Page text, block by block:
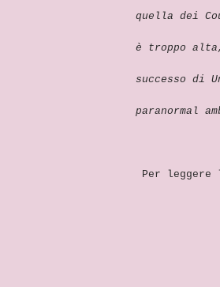
quella dei
è troppo
successo di
paranormal
Per leggere